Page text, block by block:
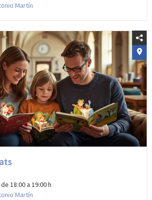
Martín
18:00 a 19:00 h
Martín